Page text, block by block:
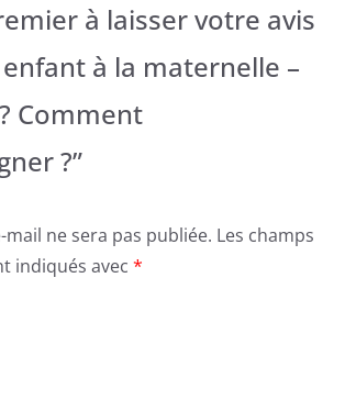
à laisser votre avis
à la maternelle –
Comment
?”
ne sera pas publiée. Les champs
indiqués avec *